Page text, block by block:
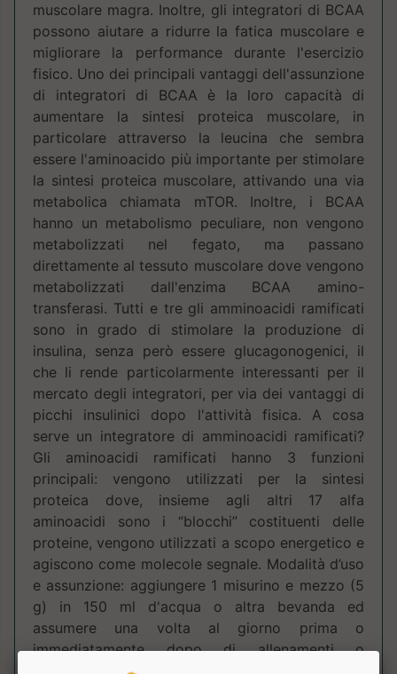
muscolare magra. Inoltre, gli integratori di BCAA
possono aiutare a ridurre la fatica muscolare e
migliorare la performance durante l'esercizio
fisico. Uno dei principali vantaggi dell'assunzione
di integratori di BCAA è la loro capacità di
aumentare la sintesi proteica muscolare, in
particolare attraverso la leucina che sembra
essere l'aminoacido più importante per stimolare
la sintesi proteica muscolare, attivando una via
metabolica chiamata mTOR. Inoltre, i BCAA
hanno un metabolismo peculiare, non vengono
metabolizzati nel fegato, ma passano
direttamente al tessuto muscolare dove vengono
metabolizzati dall'enzima BCAA amino-
transferasi. Tutti e tre gli amminoacidi ramificati
sono in grado di stimolare la produzione di
insulina, senza però essere glucagonogenici, il
che li rende particolarmente interessanti per il
mercato degli integratori, per via dei vantaggi di
picchi insulinici dopo l'attività fisica. A cosa
serve un integratore di amminoacidi ramificati?
Gli aminoacidi ramificati hanno 3 funzioni
principali: vengono utilizzati per la sintesi
proteica dove, insieme agli altri 17 alfa
aminoacidi sono i “blocchi” costituenti delle
proteine, vengono utilizzati a scopo energetico e
agiscono come molecole segnale. Modalità d’uso
e assunzione: aggiungere 1 misurino e mezzo (5
g) in 150 ml d'acqua o altra bevanda ed
assumere una volta al giorno prima o
immediatamente dopo di allenamenti o
competizioni. Nei giorni di riposo, il prodotto